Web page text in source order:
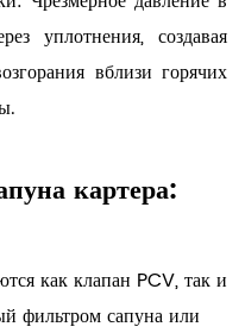
уплотнения, создавая
вблизи горячих
картера:
как клапан PCV, так и
фильтром сапуна или